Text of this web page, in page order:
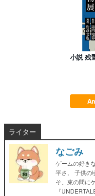
小説 残
ライター
なごみ
ゲームの好き
平さ。 子供の
そ、束の間に
『